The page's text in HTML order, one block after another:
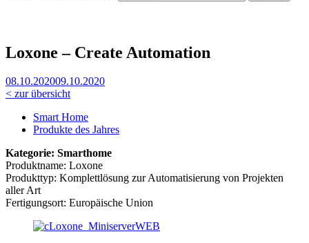
Loxone – Create Automation
08.10.202009.10.2020
< zur übersicht
Smart Home
Produkte des Jahres
Kategorie: Smarthome
Produktname: Loxone
Produkttyp: Komplettlösung zur Automatisierung von Projekten
aller Art
Fertigungsort: Europäische Union